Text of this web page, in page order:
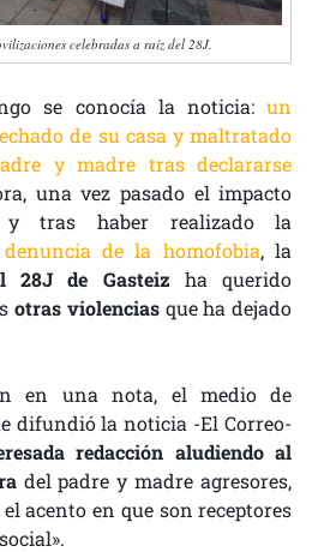
celebradas a raíz del 28J.
se conocía la noticia:un
de su casa y maltratado
y madre tras declararse
una vez pasado el impacto
tras haber realizado la
de la homofobia, la
28J de Gasteiz ha querido
otras violenciasque ha dejado
en una nota, el medio de
difundió la noticia -El Correo-
redacción aludiendo al
del padre y madre agresores,
acento en que son receptores